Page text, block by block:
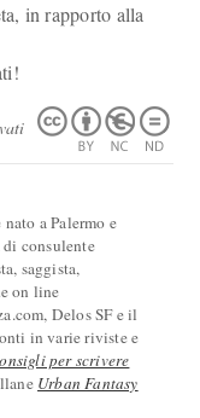
in rapporto alla
a Palermo e
consulente
saggista,
on line
Delos SF e il
in varie riviste e
per scrivere
Urban Fantasy